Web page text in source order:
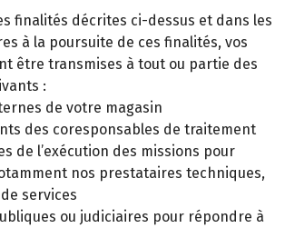
finalités décrites ci-dessus et dans les
à la poursuite de ces finalités, vos
être transmises à tout ou partie des
:
de votre magasin
des coresponsables de traitement
de l’exécution des missions pour
nos prestataires techniques,
services
ou judiciaires pour répondre à